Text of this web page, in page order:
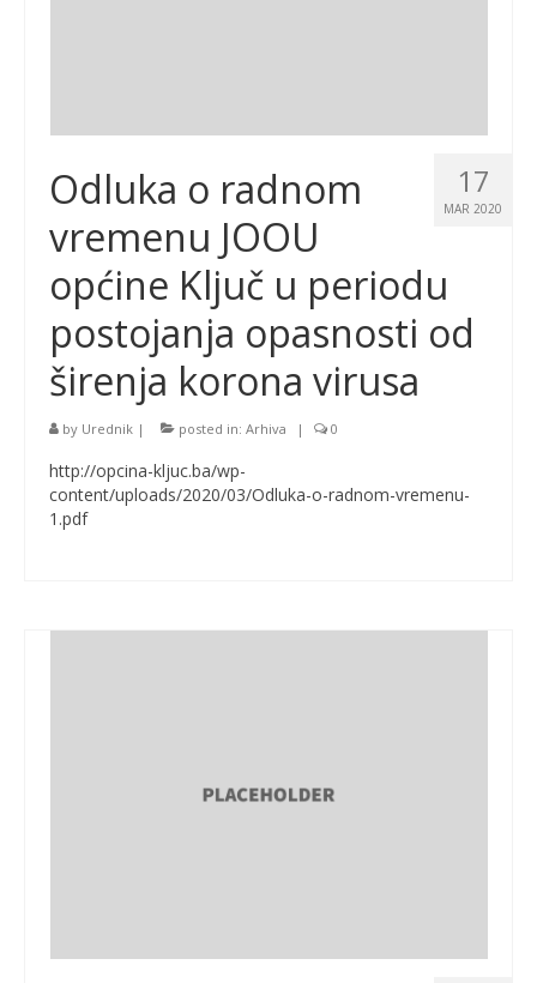
17
MAR 2020
Odluka o radnom
vremenu JOOU
općine Ključ u periodu
postojanja opasnosti od
širenja korona virusa
by Urednik | posted in: Arhiva | 0
http://opcina-kljuc.ba/wp-
content/uploads/2020/03/Odluka-o-radnom-vremenu-
1.pdf